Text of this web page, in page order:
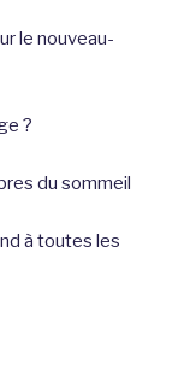
le nouveau-
?
du sommeil
à toutes les